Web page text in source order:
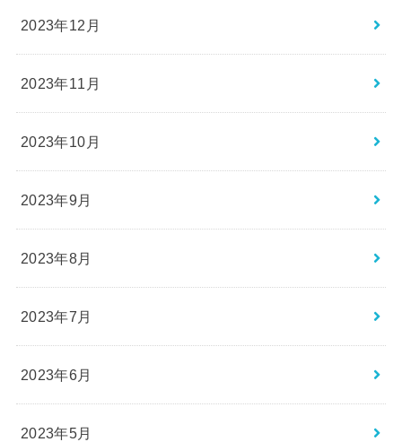
2023年12月
2023年11月
2023年10月
2023年9月
2023年8月
2023年7月
2023年6月
2023年5月